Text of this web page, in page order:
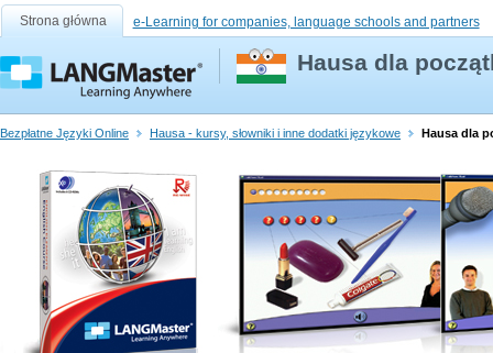
Strona główna e-Learning for companies, language schools and partners
Hausa dla
Bezpłatne Języki Online Hausa - kursy, słowniki i inne dodatki językowe Hausa dla